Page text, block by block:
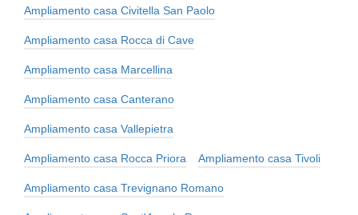
Ampliamento casa Civitella San Paolo
Ampliamento casa Rocca di Cave
Ampliamento casa Marcellina
Ampliamento casa Canterano
Ampliamento casa Vallepietra
Ampliamento casa Rocca Priora Ampliamento casa Tivoli
Ampliamento casa Trevignano Romano